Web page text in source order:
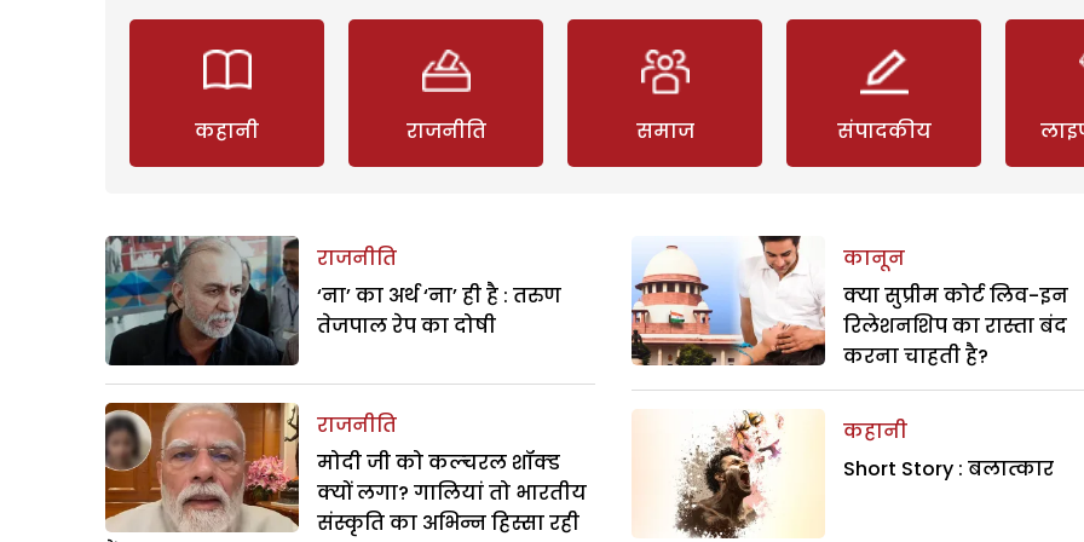
कहानी राजनीति समाज संपादकीय
राजनीति
‘ना’ का अर्थ ‘ना’ ही है : तरुण
तेजपाल रेप का दोषी
राजनीति
मोदी जी को कल्चरल शॉक्ड
क्यों लगा? गालियां तो भारतीय
संस्कृति का अभिन्न हिस्सा रही
कानून
क्या सुप्रीम कोर्ट लिव-इन
रिलेशनशिप का रास्ता बंद
करना चाहती है?
कहानी
Short Story : बलात्कार